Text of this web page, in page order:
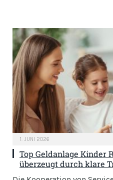
1. JUNI 2026
Top Geldanlage Kinder
überzeugt durch klare